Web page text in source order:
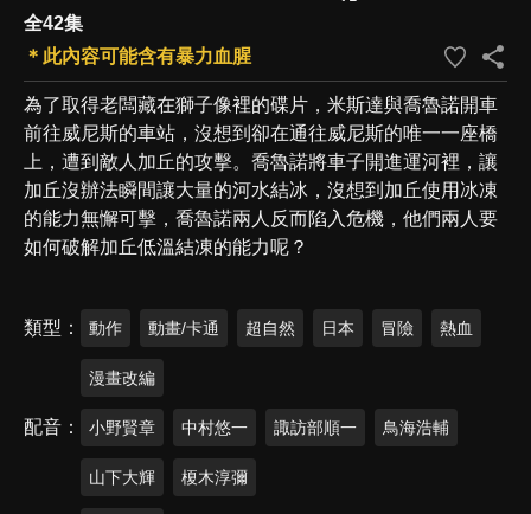
全42集
＊此內容可能含有暴力血腥
為了取得老闆藏在獅子像裡的碟片，米斯達與喬魯諾開車
前往威尼斯的車站，沒想到卻在通往威尼斯的唯一一座橋
上，遭到敵人加丘的攻擊。喬魯諾將車子開進運河裡，讓
加丘沒辦法瞬間讓大量的河水結冰，沒想到加丘使用冰凍
的能力無懈可擊，喬魯諾兩人反而陷入危機，他們兩人要
如何破解加丘低溫結凍的能力呢？
類型 動作 動畫/卡通 超自然 日本 冒險 熱血
漫畫改編
配音 小野賢章 中村悠一 諏訪部順一 鳥海浩輔
山下大輝 榎木淳彌